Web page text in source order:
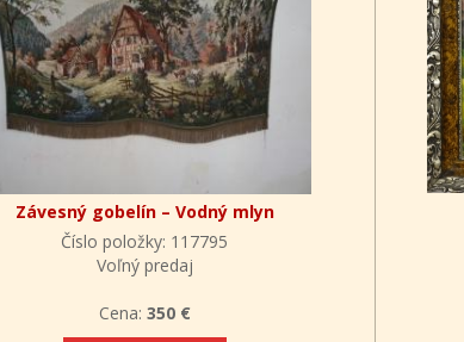
Závesný gobelín – Vodný mlyn
Číslo položky: 117795
Voľný predaj
Cena: 350 €